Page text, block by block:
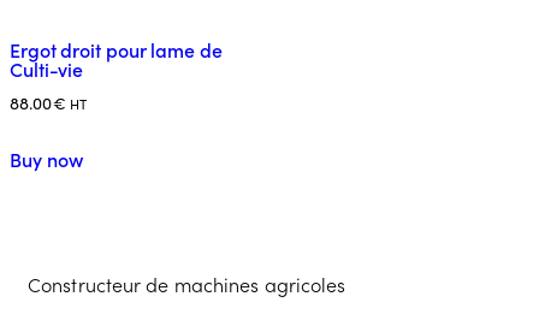
Ergot droit pour lame de
Culti-vie
88.00€ HT
Buy now
Constructeur de machines agricoles